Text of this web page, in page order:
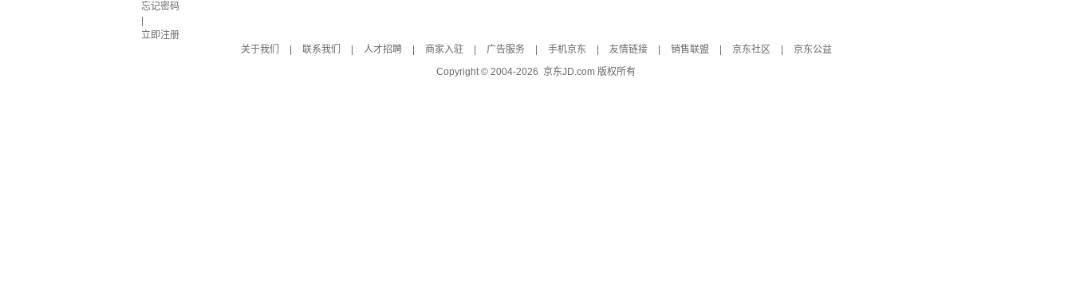
忘记密码
立即注册
关于我们
联系我们 人才招聘 商家入驻 广告服务 手机京东 友情链接 销售联盟 京东社区
京东公益
Copyright © 2004-2026 京东JD.com 版权所有